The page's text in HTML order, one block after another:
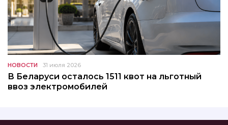
НОВОСТИ 31 июля 2026
В Беларуси осталось 1511 квот на льготный
ввоз электромобилей